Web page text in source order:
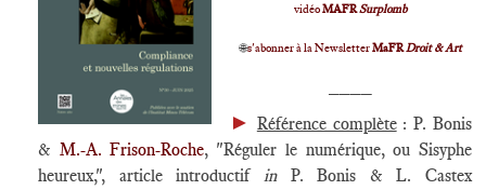
vidéoMAFRSurplomb
🌐s'abonner à la NewsletterMaFRDroit & Art
► Référence complète: P. Bonis
& M.-A. Frison-Roche, "Réguler le numérique, ou Sisyphe
heureux,", article introductif in P. Bonis & L. Castex